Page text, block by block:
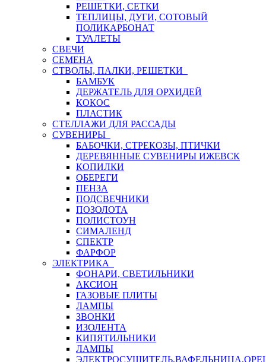
РЕШЕТКИ, СЕТКИ
ТЕПЛИЦЫ, ДУГИ, СОТОВЫЙ
ПОЛИКАРБОНАТ
ТУАЛЕТЫ
СВЕЧИ
СЕМЕНА
СТВОЛЫ, ПАЛКИ, РЕШЕТКИ
БАМБУК
ДЕРЖАТЕЛЬ ДЛЯ ОРХИДЕЙ
КОКОС
ПЛАСТИК
СТЕЛЛАЖИ ДЛЯ РАССАДЫ
СУВЕНИРЫ
БАБОЧКИ, СТРЕКОЗЫ, ПТИЧКИ
ДЕРЕВЯННЫЕ СУВЕНИРЫ ИЖЕВСК
КОПИЛКИ
ОБЕРЕГИ
ПЕНЗА
ПОДСВЕЧНИКИ
ПОЗОЛОТА
ПОЛИСТОУН
СИМАЛЕНД
СПЕКТР
ФАРФОР
ЭЛЕКТРИКА
ФОНАРИ, СВЕТИЛЬНИКИ
АКСИОН
ГАЗОВЫЕ ПЛИТЫ
ЛАМПЫ
ЗВОНКИ
ИЗОЛЕНТА
КИПЯТИЛЬНИКИ
ЛАМПЫ